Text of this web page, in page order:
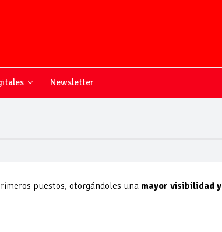
Newsletter
puestos, otorgándoles una mayor visibilidad y